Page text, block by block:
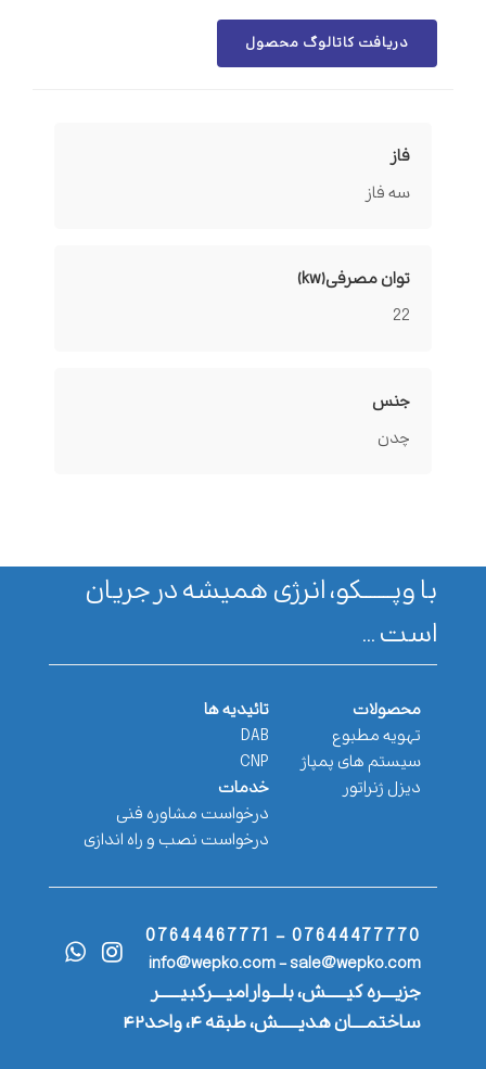
دریافت کاتالوگ محصول
فاز
سه فاز
توان مصرفی(kw)
22
جنس
چدن
با وپـــــــکو، انرژی همیشه در جریان
است ...
محصولات
تهویه مطبوع
سیستم های پمپاژ
دیزل ژنراتور
تائیدیه ها
DAB
CNP
خدمات
درخواست مشاوره فنی
درخواست نصب و راه اندازی
07644477770 - 07644467771
info@wepko.com - sale@wepko.com
جزیــــره کیــــــش، بلـــوار امیــــرکبیــــــر
ساختمــــان هدیــــــش، طبقه ۴، واحد۴۲